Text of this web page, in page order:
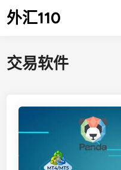
Skip
to外汇110
交易软件